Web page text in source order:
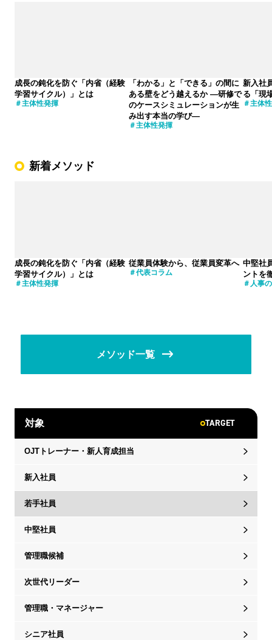
成長の鈍化を防ぐ「内省（経験
学習サイクル）」とは
主体性発揮
「わかる」と「できる」の間に
ある壁をどう越えるか ―研修で
のケースシミュレーションが生
み出す本当の学び―
主体性発揮
新入社
る「現
主体
新着メソッド
成長の鈍化を防ぐ「内省（経験
学習サイクル）」とは
主体性発揮
従業員体験から、従業員変革へ
代表コラム
中堅社
ントを
人事
メソッド一覧
対象 TARGET
OJTトレーナー・新人育成担当
新入社員
若手社員
中堅社員
管理職候補
次世代リーダー
管理職・マネージャー
シニア社員